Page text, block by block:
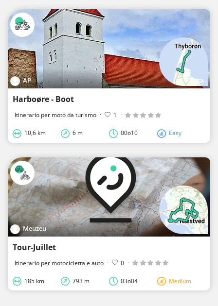
AP
Harboøre - Boot
Itinerario per moto da turismo · 1 ·
10,6 km 6 m 00o10 Easy
Meuzeu
Tour-Juillet
Itinerario per motocicletta e auto · 0 ·
185 km 793 m 03o04 Medium